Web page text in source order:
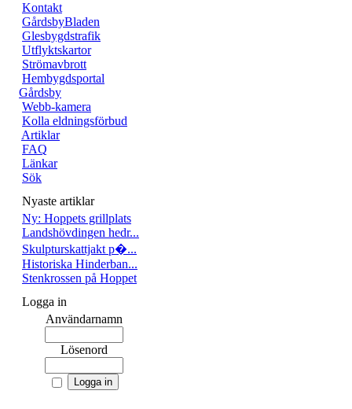
Kontakt
GårdsbyBladen
Glesbygdstrafik
Utflyktskartor
Strömavbrott
Hembygdsportal
Gårdsby
Webb-kamera
Kolla eldningsförbud
Artiklar
FAQ
Länkar
Sök
Nyaste artiklar
Ny: Hoppets grillplats
Landshövdingen hedr...
Skulpturskattjakt p�...
Historiska Hinderban...
Stenkrossen på Hoppet
Logga in
Användarnamn
Lösenord